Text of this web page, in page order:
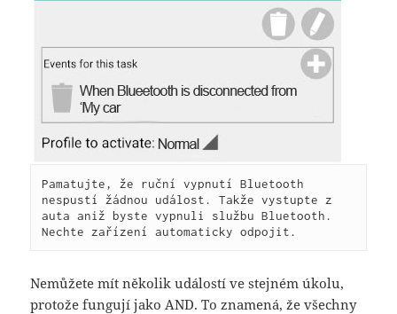
Pamatujte, že ruční vypnutí Bluetooth
nespustí žádnou událost. Takže vystupte z
auta aniž byste vypnuli službu Bluetooth.
Nechte zařízení automaticky odpojit.
Nemůžete mít několik událostí ve stejném úkolu,
protože fungují jako AND. To znamená, že všechny